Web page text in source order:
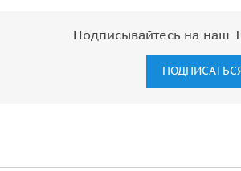
Подписывайтесь на наш